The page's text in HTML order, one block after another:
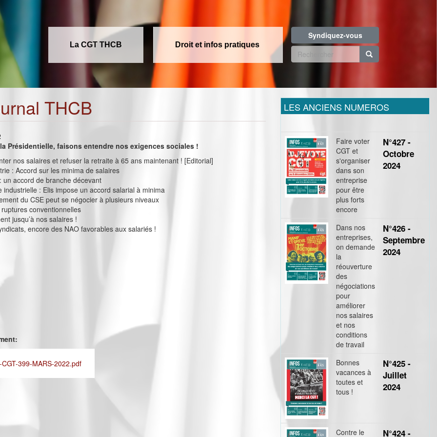
La CGT THCB Droit et infos pratiques
Syndiquez-vous
Formulaire
recherche
THCB
Présidentielle, faisons entendre nos exigences sociales !
nos salaires et refuser la retraite à 65 ans maintenant ! [Editorial]
: Accord sur les minima de salaires
un accord de branche décevant
industrielle : Elis impose un accord salarial à minima
du CSE peut se négocier à plusieurs niveaux
conventionnelles
jusqu’à nos salaires !
encore des NAO favorables aux salariés !
399-MARS-2022.pdf
LES ANCIENS NUMEROS
Faire voter
CGT et
s'organiser
dans son
entreprise
pour être
plus forts
encore
N°427 -
Octobre
2024
Dans nos
entreprises,
on demande
la
réouverture
des
négociations
pour
améliorer
nos salaires
et nos
conditions
de travail
N°426 -
Septembre
2024
Bonnes
vacances à
toutes et
tous !
N°425 -
Juillet
2024
Contre le N°424 -